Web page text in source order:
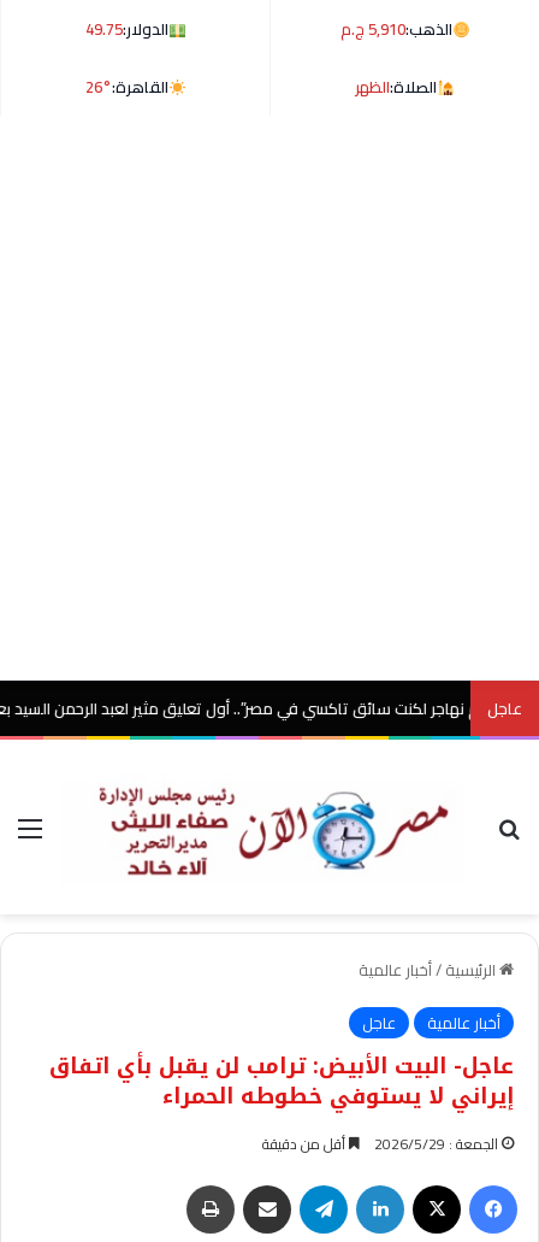
الذهب:5,910 ج.م الدولار:49.75
الصلاة:الظهر القاهرة:26°
عاجل
لم نهاجر لكنت سائق تاكسي في مصر”.. أول تعليق مثير لعبد الرحمن السيد بعد
بحث عن
الرئيسية/أخبار عالمية
أخبار عالمية
عاجل
عاجل- البيت الأبيض: ترامب لن يقبل بأي اتفاق
إيراني لا يستوفي خطوطه الحمراء
الجمعة : 2026/5/29 أقل من دقيقة
فيسبوك لينكدإن تيلقرام مشاركة عبر البريد